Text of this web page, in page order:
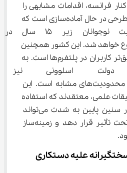
فرانسه، اقدامات مشابهی را
اتخاذ کرده‌اند. در ترکیه، طرحی در حال آماده‌سازی است که
بر اساس آن فعالیت
خواهد شد. این کشور همچنین
خواستار احراز هویت دقیق‌تر کاربران در پلتفرم‌ها است. به
دولت اسلوونی
پیش‌نویس قانونی برای محدودیت‌های مشابه است. این
علمی، معتقدند که استفاده
از شبکه‌های اجتماعی در سنین پایین به شدت می‌تواند
سلامت روان کودکان را تحت تأثیر قرار دهد و زمینه‌ساز
‌گذاری سختگیرانه علیه دستکاری